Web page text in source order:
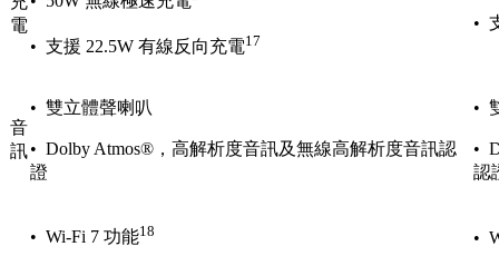
電
• 支援 22.5W 有線反向充電17
•
音
訊
• 雙立體聲喇叭
• Dolby Atmos®，高解析度音訊及無線高解析度音訊認
證
•
•
認
• Wi-Fi 7 功能18 •